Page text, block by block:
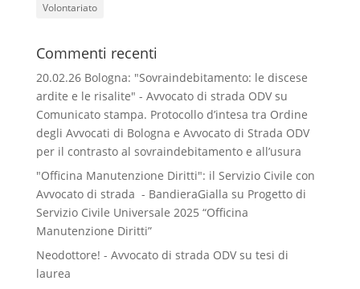
Volontariato
Commenti recenti
20.02.26 Bologna: "Sovraindebitamento: le discese
ardite e le risalite" - Avvocato di strada ODVsu
Comunicato stampa. Protocollo d’intesa tra Ordine
degli Avvocati di Bologna e Avvocato di Strada ODV
per il contrasto al sovraindebitamento e all’usura
"Officina Manutenzione Diritti": il Servizio Civile con
Avvocato di strada - BandieraGialla su Progetto di
Servizio Civile Universale 2025 “Officina
Manutenzione Diritti”
Neodottore! - Avvocato di strada ODVsu tesi di
laurea